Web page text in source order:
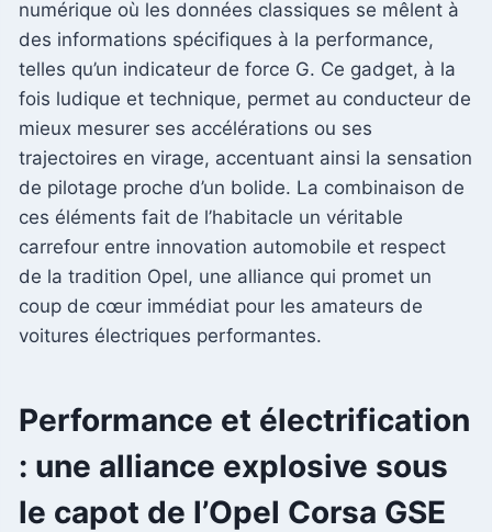
numérique où les données classiques se mêlent à
des informations spécifiques à la performance,
telles qu’un indicateur de force G. Ce gadget, à la
fois ludique et technique, permet au conducteur de
mieux mesurer ses accélérations ou ses
trajectoires en virage, accentuant ainsi la sensation
de pilotage proche d’un bolide. La combinaison de
ces éléments fait de l’habitacle un véritable
carrefour entre innovation automobile et respect
de la tradition Opel, une alliance qui promet un
coup de cœur immédiat pour les amateurs de
voitures électriques performantes.
Performance et électrification
: une alliance explosive sous
le capot de l’Opel Corsa GSE